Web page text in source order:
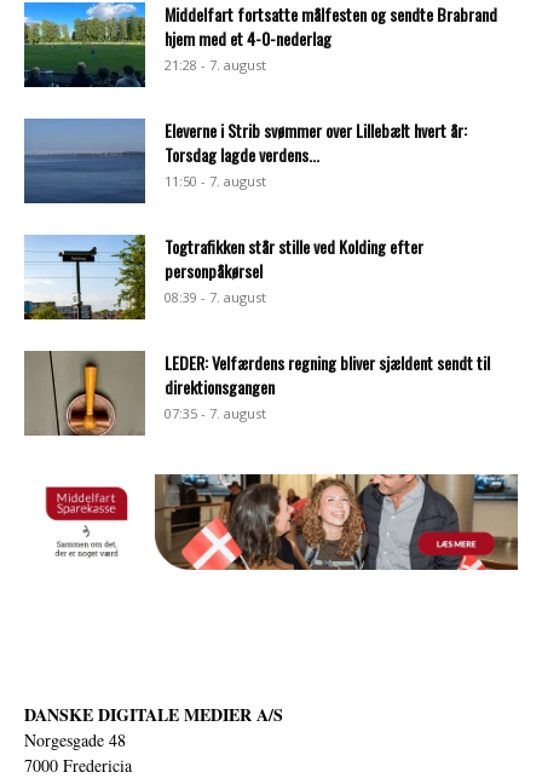
Middelfart fortsatte målfesten og sendte Brabrand
hjem med et 4-0-nederlag
21:28 - 7. august
Eleverne i Strib svømmer over Lillebælt hvert år:
Torsdag lagde verdens...
11:50 - 7. august
Togtrafikken står stille ved Kolding efter
personpåkørsel
08:39 - 7. august
LEDER: Velfærdens regning bliver sjældent sendt til
direktionsgangen
07:35 - 7. august
DANSKE DIGITALE MEDIER A/S
Norgesgade 48
7000 Fredericia